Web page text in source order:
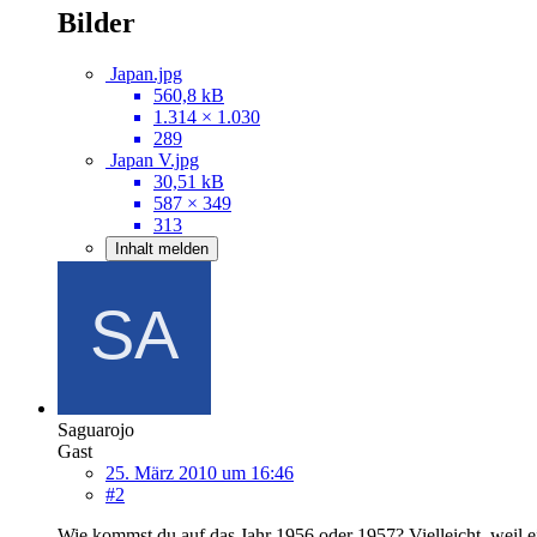
Bilder
Japan.jpg
560,8 kB
1.314 × 1.030
289
Japan V.jpg
30,51 kB
587 × 349
313
Inhalt melden
Saguarojo
Gast
25. März 2010 um 16:46
#2